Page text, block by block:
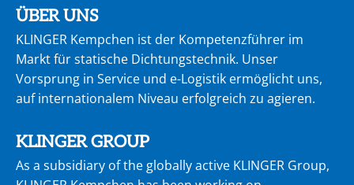
ÜBER UNS
KLINGER Kempchen ist der Kompetenzführer im
Markt für statische Dichtungstechnik. Unser
Vorsprung in Service und e-Logistik ermöglicht uns,
auf internationalem Niveau erfolgreich zu agie­ren.
KLINGER GROUP
As a subsidiary of the globally active KLINGER Group,